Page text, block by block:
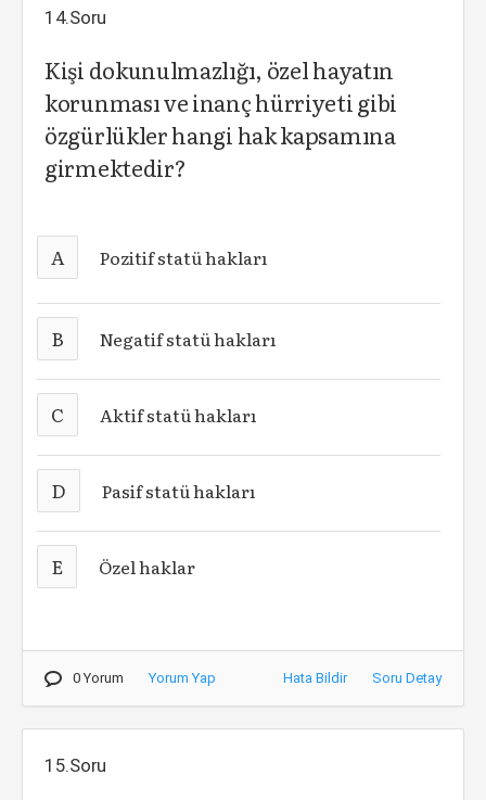
14.Soru
Kişi dokunulmazlığı, özel hayatın
korunması ve inanç hürriyeti gibi
özgürlükler hangi hak kapsamına
girmektedir?
A Pozitif statü hakları
B Negatif statü hakları
C Aktif statü hakları
D Pasif statü hakları
E Özel haklar
0 Yorum Yorum Yap Hata Bildir Soru Detay
15.Soru